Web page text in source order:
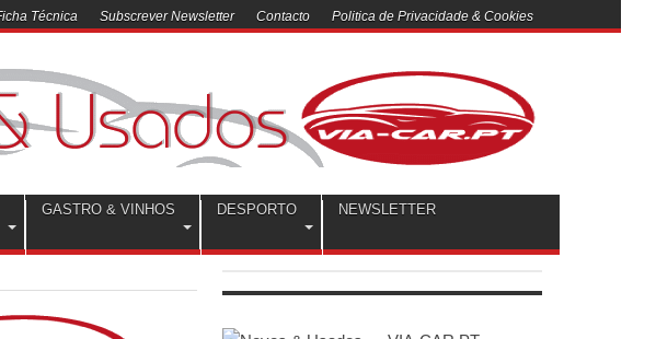
Técnica Subscrever Newsletter Contacto Politica de Privacidade & Cookies
GASTRO & VINHOS DESPORTO NEWSLETTER